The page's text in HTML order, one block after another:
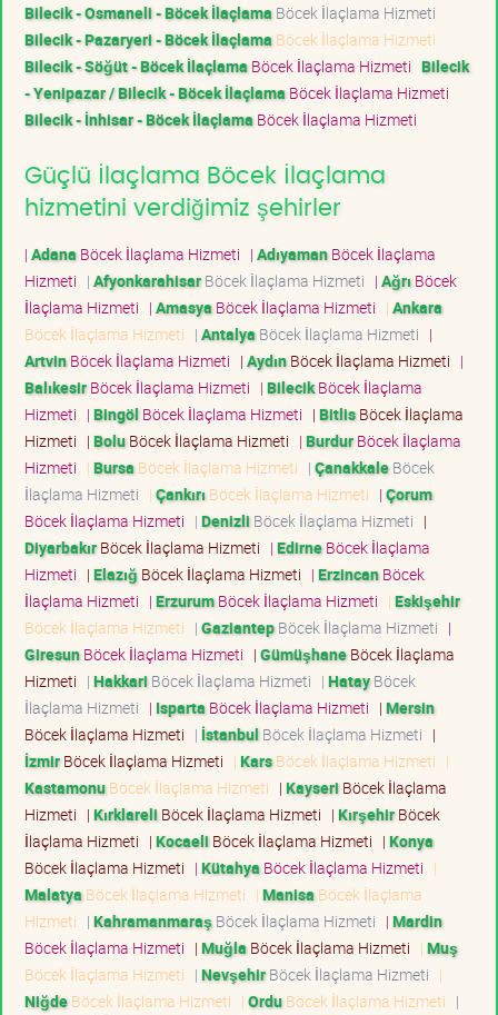
Bilecik - Osmaneli - Böcek İlaçlama Böcek İlaçlama Hizmeti
Bilecik - Pazaryeri - Böcek İlaçlama Böcek İlaçlama Hizmeti
Bilecik - Söğüt - Böcek İlaçlama Böcek İlaçlama Hizmeti Bilecik
- Yenipazar / Bilecik - Böcek İlaçlama Böcek İlaçlama Hizmeti
Bilecik - İnhisar - Böcek İlaçlama Böcek İlaçlama Hizmeti
Güçlü İlaçlama Böcek İlaçlama
hizmetini verdiğimiz şehirler
| Adana Böcek İlaçlama Hizmeti | AdıyamanBöcek İlaçlama
Hizmeti | AfyonkarahisarBöcek İlaçlama Hizmeti | Ağrı Böcek
İlaçlama Hizmeti | Amasya Böcek İlaçlama Hizmeti | Ankara
Böcek İlaçlama Hizmeti | Antalya Böcek İlaçlama Hizmeti |
ArtvinBöcek İlaçlama Hizmeti | AydınBöcek İlaçlama Hizmeti |
BalıkesirBöcek İlaçlama Hizmeti | BilecikBöcek İlaçlama
Hizmeti | Bingöl Böcek İlaçlama Hizmeti | BitlisBöcek İlaçlama
Hizmeti | BoluBöcek İlaçlama Hizmeti | BurdurBöcek İlaçlama
Hizmeti | Bursa Böcek İlaçlama Hizmeti | ÇanakkaleBöcek
İlaçlama Hizmeti | Çankırı Böcek İlaçlama Hizmeti | Çorum
Böcek İlaçlama Hizmeti | Denizli Böcek İlaçlama Hizmeti |
DiyarbakırBöcek İlaçlama Hizmeti | EdirneBöcek İlaçlama
Hizmeti | Elazığ Böcek İlaçlama Hizmeti | ErzincanBöcek
İlaçlama Hizmeti | ErzurumBöcek İlaçlama Hizmeti | Eskişehir
Böcek İlaçlama Hizmeti | GaziantepBöcek İlaçlama Hizmeti |
GiresunBöcek İlaçlama Hizmeti | GümüşhaneBöcek İlaçlama
Hizmeti | Hakkari Böcek İlaçlama Hizmeti | HatayBöcek
İlaçlama Hizmeti | Isparta Böcek İlaçlama Hizmeti | Mersin
Böcek İlaçlama Hizmeti | İstanbul Böcek İlaçlama Hizmeti |
İzmirBöcek İlaçlama Hizmeti | KarsBöcek İlaçlama Hizmeti |
KastamonuBöcek İlaçlama Hizmeti | Kayseri Böcek İlaçlama
Hizmeti | Kırklareli Böcek İlaçlama Hizmeti | KırşehirBöcek
İlaçlama Hizmeti | Kocaeli Böcek İlaçlama Hizmeti | Konya
Böcek İlaçlama Hizmeti | Kütahya Böcek İlaçlama Hizmeti |
Malatya Böcek İlaçlama Hizmeti | Manisa Böcek İlaçlama
Hizmeti | Kahramanmaraş Böcek İlaçlama Hizmeti | Mardin
Böcek İlaçlama Hizmeti | Muğla Böcek İlaçlama Hizmeti | Muş
Böcek İlaçlama Hizmeti | NevşehirBöcek İlaçlama Hizmeti |
NiğdeBöcek İlaçlama Hizmeti | OrduBöcek İlaçlama Hizmeti |